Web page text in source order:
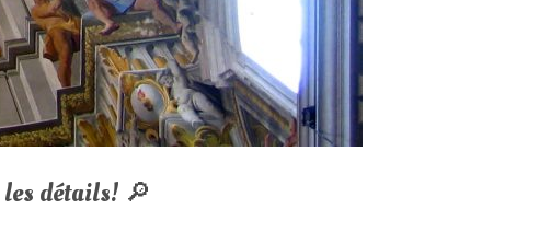
détails! 🔎